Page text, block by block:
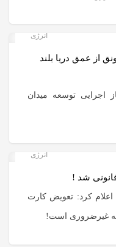
انرژی
از عمق دریا بلند
اجرایی توسعه میدان
انرژی
شد !
کرد: تعویض کارت
غیرضروری است!